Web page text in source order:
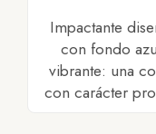
Impactante
con fondo
vibrante: una
con carácter